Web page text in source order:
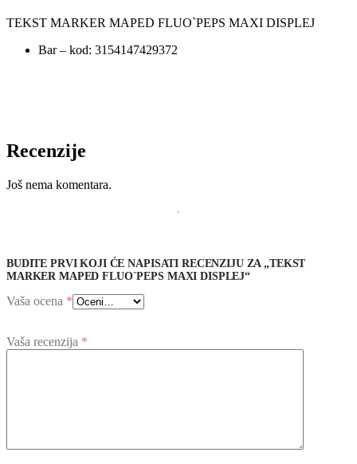
TEKST MARKER MAPED FLUO`PEPS MAXI DISPLEJ
Bar – kod: 3154147429372
Recenzije
Još nema komentara.
BUDITE PRVI KOJI ĆE NAPISATI RECENZIJU ZA „TEKST
MARKER MAPED FLUO`PEPS MAXI DISPLEJ“
Vaša ocena *
Vaša recenzija *